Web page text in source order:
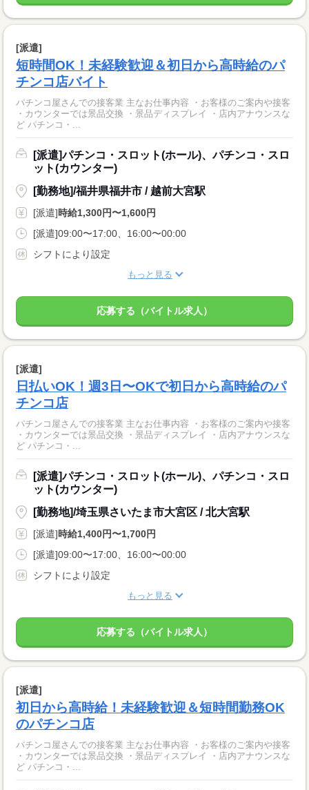
[派遣]
短時間OK！未経験歓迎＆初日から高時給のパ
チンコ店バイト
パチンコ屋さんでの接客業 主なお仕事内容 ・お客様のご案内や接客
・カウンターでは景品交換 ・景品ディスプレイ ・店内アナウンスな
ど パチンコ・...
[派遣]パチンコ・スロット(ホール)、パチンコ・スロ
ット(カウンター)
[勤務地]/福井県福井市 / 越前大宮駅
[派遣]時給1,300円〜1,600円
[派遣]09:00〜17:00、16:00〜00:00
シフトにより設定
もっと見る
応募する（バイトル求人）
[派遣]
日払いOK！週3日〜OKで初日から高時給のパ
チンコ店
パチンコ屋さんでの接客業 主なお仕事内容 ・お客様のご案内や接客
・カウンターでは景品交換 ・景品ディスプレイ ・店内アナウンスな
ど パチンコ・...
[派遣]パチンコ・スロット(ホール)、パチンコ・スロ
ット(カウンター)
[勤務地]/埼玉県さいたま市大宮区 / 北大宮駅
[派遣]時給1,400円〜1,700円
[派遣]09:00〜17:00、16:00〜00:00
シフトにより設定
もっと見る
応募する（バイトル求人）
[派遣]
初日から高時給！未経験歓迎＆短時間勤務OK
のパチンコ店
パチンコ屋さんでの接客業 主なお仕事内容 ・お客様のご案内や接客
・カウンターでは景品交換 ・景品ディスプレイ ・店内アナウンスな
ど パチンコ・...